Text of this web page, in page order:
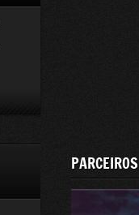
PARCEIROS